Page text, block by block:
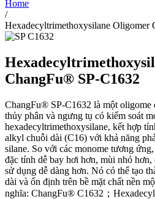
Home
/
Hexadecyltrimethoxysilane Oligomer
ChangFu® SP-C1632
ChangFu® SP-C1632 là một oligome
thủy phân và ngưng tụ có kiểm soát
hexadecyltrimethoxysilane, kết hợp
alkyl chuỗi dài (C16) với khả năng
silane. So với các monome tương
đặc tính dễ bay hơi hơn, mùi nhỏ
sử dụng dễ dàng hơn. Nó có thể tạo
dài và ổn định trên bề mặt chất nền
nghĩa: ChangFu® C1632；